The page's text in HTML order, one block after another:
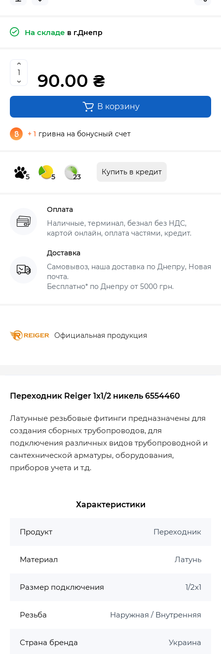
На складе в г.Днепр
90.00 ₴
В корзину
+ 1 гривна на бонусный счет
5 5 23
Купить в кредит
Оплата
Наличные, терминал, безнал без НДС,
картой онлайн, оплата частями, кредит.
Доставка
Самовывоз, наша доставка по Днепру, Новая
почта.
Бесплатно* по Днепру от 5000 грн.
Официальная продукция
Переходник Reiger 1х1/2 никель 6554460
Латунные резьбовые фитинги предназначены для
создания сборных трубопроводов, для
подключения различных видов трубопроводной и
сантехнической арматуры, оборудования,
приборов учета и т.д.
Характеристики
Продукт Переходник
Материал Латунь
Размер подключения 1/2х1
Резьба Наружная / Внутренняя
Страна бренда Украина